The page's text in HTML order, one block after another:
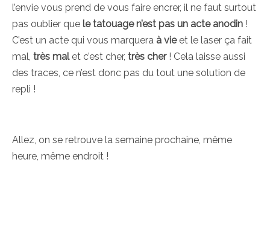
l’envie vous prend de vous faire encrer, il ne faut surtout
pas oublier que le tatouage n’est pas un acte anodin !
C’est un acte qui vous marquera à vieet le laser ça fait
mal, très malet c’est cher, très cher! Cela laisse aussi
des traces, ce n’est donc pas du tout une solution de
repli !
Allez, on se retrouve la semaine prochaine, même
heure, même endroit !